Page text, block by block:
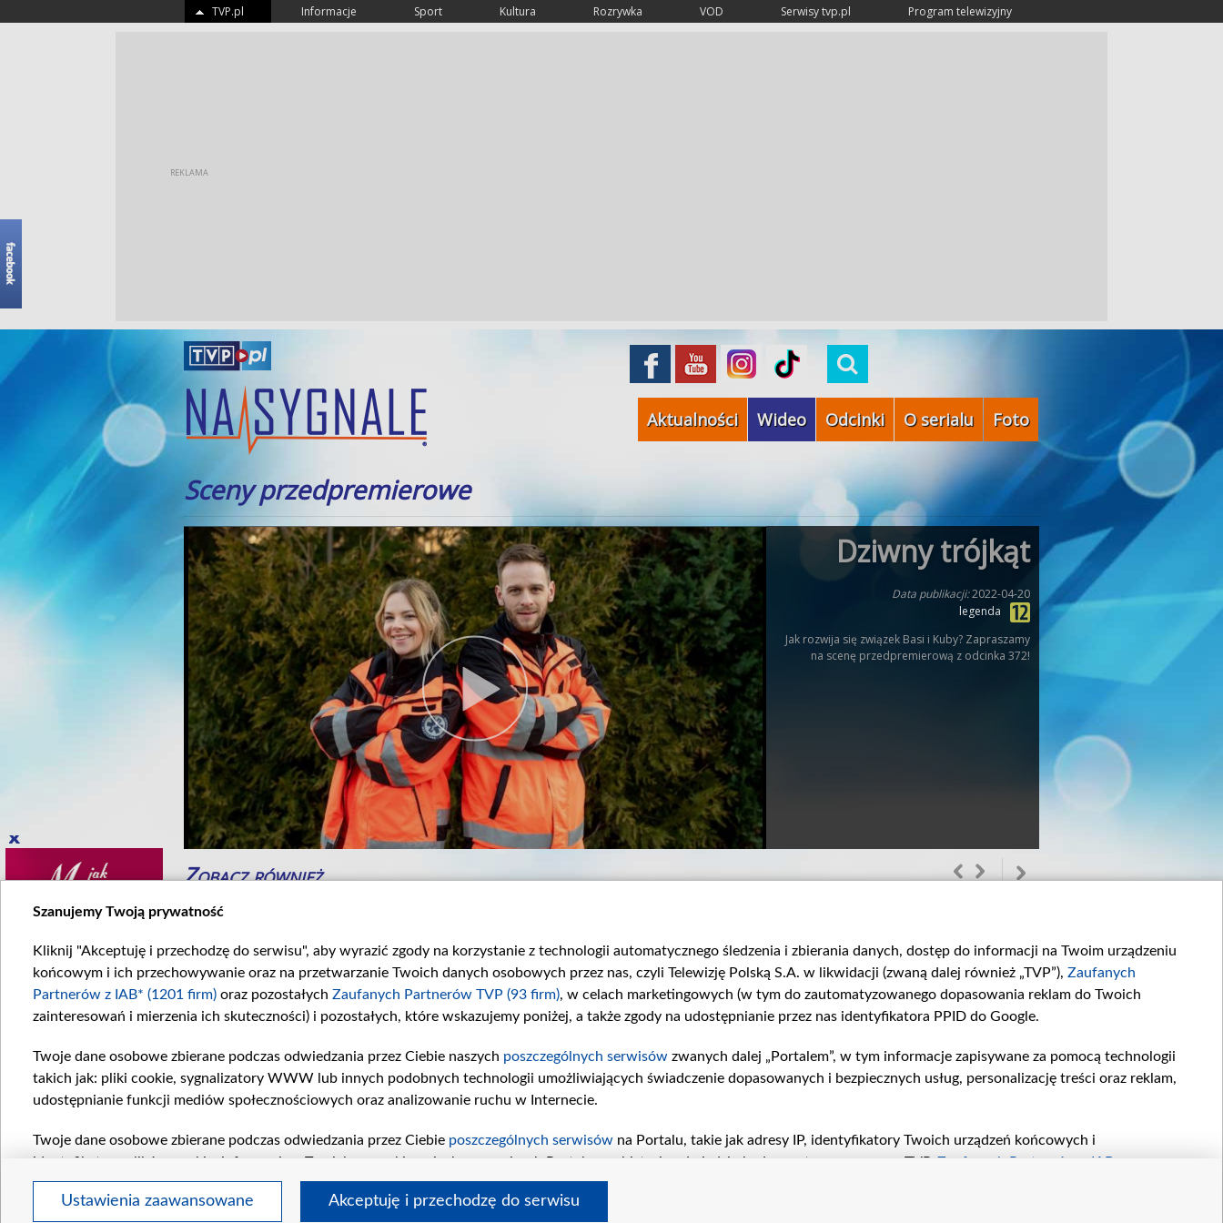
TVP.pl Informacje Sport Kultura Rozrywka VOD Serwisy tvp.pl Program telewizyjny
Aktualności Wideo Odcinki O serialu Foto
Sceny przedpremierowe
Dziwny trójkąt
Data publikacji:2022-04-20
legenda
Jak rozwija się związek Basi i Kuby? Zapraszamy
na scenę przedpremierową z odcinka 372!
Zobacz również
potoczy się...
Paluszek i deska
W odcinku numer...
W odcinku numer...
W 912. odcinku...
Raz, dwa… może...
Showtime!
Jak będzie...
regulamin tvp.pl pomoc polityka prywatności
Szanujemy Twoją prywatność
Kliknij "Akceptuję i przechodzę do serwisu", aby wyrazić zgody na korzystanie z technologii automatycznego śledzenia i zbierania danych, dostęp do informacji na Twoim urządzeniu
końcowym i ich przechowywanie oraz na przetwarzanie Twoich danych osobowych przez nas, czyli Telewizję Polską S.A. w likwidacji (zwaną dalej również „TVP”), Zaufanych
Partnerów z IAB* (1201 firm) oraz pozostałych Zaufanych Partnerów TVP (93 firm), w celach marketingowych (w tym do zautomatyzowanego dopasowania reklam do Twoich
zainteresowań i mierzenia ich skuteczności) i pozostałych, które wskazujemy poniżej, a także zgody na udostępnianie przez nas identyfikatora PPID do Google.
Twoje dane osobowe zbierane podczas odwiedzania przez Ciebie naszych poszczególnych serwisów zwanych dalej „Portalem”, w tym informacje zapisywane za pomocą technologii
takich jak: pliki cookie, sygnalizatory WWW lub innych podobnych technologii umożliwiających świadczenie dopasowanych i bezpiecznych usług, personalizację treści oraz reklam,
udostępnianie funkcji mediów społecznościowych oraz analizowanie ruchu w Internecie.
Twoje dane osobowe zbierane podczas odwiedzania przez Ciebie poszczególnych serwisów na Portalu, takie jak adresy IP, identyfikatory Twoich urządzeń końcowych i
identyfikatory plików cookie, informacje o Twoich wyszukiwaniach w serwisach Portalu czy historia odwiedzin będą przetwarzane przez TVP, Zaufanych Partnerów z IAB
pozostałychZaufanych Partnerów TVP
dla realizacji następujących celów i funkcji: przechowywania informacji na urządzeniu lub dostęp do nich, wyboru podstawowych reklam,
wyboru spersonalizowanych reklam, tworzenia profilu spersonalizowanych reklam, tworzenia profilu spersonalizowanych treści, wyboru spersonalizowanych treści, pomiaru
Ustawienia zaawansowane Akceptuję i przechodzę do serwisu